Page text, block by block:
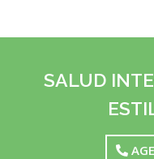
SALUD